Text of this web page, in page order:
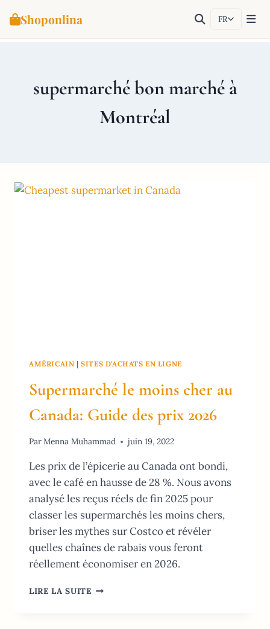
Shoponlina FR
supermarché bon marché à
Montréal
AMÉRICAIN |SITES D'ACHATS EN LIGNE
Supermarché le moins cher au
Canada: Guide des prix 2026
ParMenna Muhammad juin 19, 2022
Les prix de l’épicerie au Canada ont bondi,
avec le café en hausse de 28 %. Nous avons
analysé les reçus réels de fin 2025 pour
classer les supermarchés les moins chers,
briser les mythes sur Costco et révéler
quelles chaînes de rabais vous feront
réellement économiser en 2026.
LIRE LA SUITESUPERMARCHÉ